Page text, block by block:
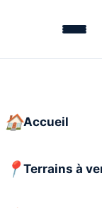
Accueil
Terrains à